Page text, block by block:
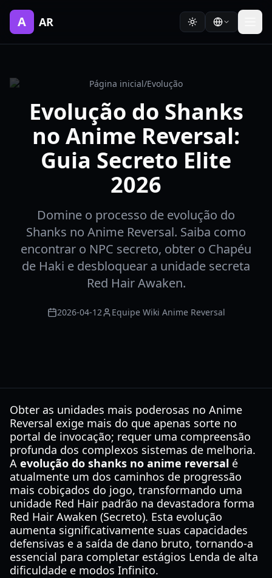
A AR
Página inicial/Evolução
Evolução do Shanks
no Anime Reversal:
Guia Secreto Elite
2026
Domine o processo de evolução do
Shanks no Anime Reversal. Saiba como
encontrar o NPC secreto, obter o Chapéu
de Haki e desbloquear a unidade secreta
Red Hair Awaken.
2026-04-12 Equipe Wiki Anime Reversal
Obter as unidades mais poderosas no Anime
Reversal exige mais do que apenas sorte no
portal de invocação; requer uma compreensão
profunda dos complexos sistemas de melhoria.
A evolução do shanks no anime reversal é
atualmente um dos caminhos de progressão
mais cobiçados do jogo, transformando uma
unidade Red Hair padrão na devastadora forma
Red Hair Awaken (Secreto). Esta evolução
aumenta significativamente suas capacidades
defensivas e a saída de dano bruto, tornando-a
essencial para completar estágios Lenda de alta
dificuldade e modos Infinito.